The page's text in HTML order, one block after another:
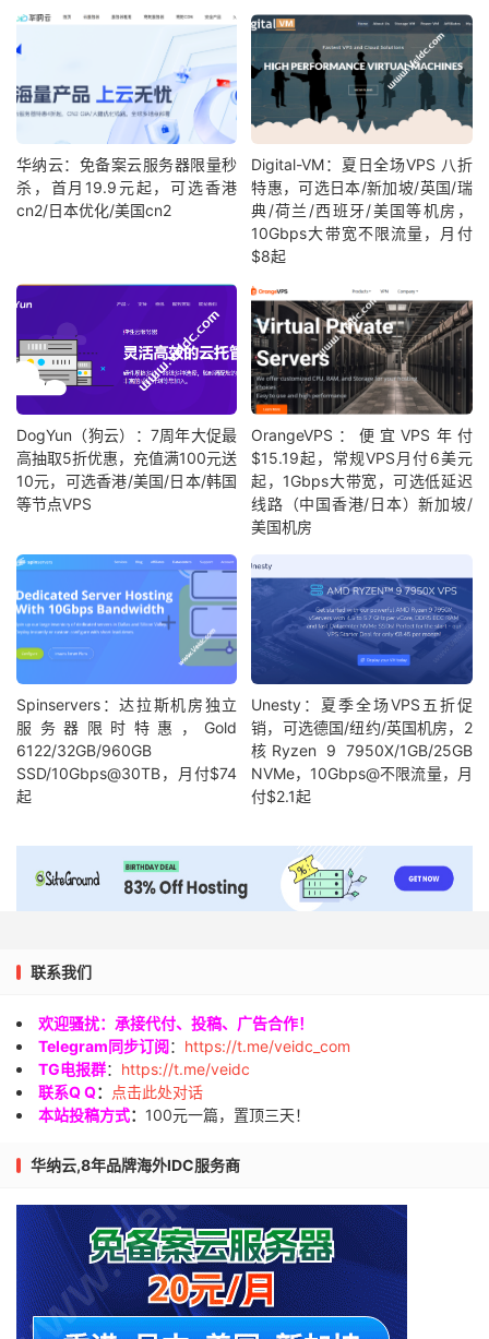
华纳云：免备案云服务器限量秒
杀，首月19.9元起，可选香港
cn2/日本优化/美国cn2
Digital-VM：夏日全场VPS 八折
特惠，可选日本/新加坡/英国/瑞
典/荷兰/西班牙/美国等机房，
10Gbps大带宽不限流量，月付
$8起
DogYun（狗云）：7周年大促最
高抽取5折优惠，充值满100元送
10元，可选香港/美国/日本/韩国
等节点VPS
OrangeVPS：便宜VPS年付
$15.19起，常规VPS月付6美元
起，1Gbps大带宽，可选低延迟
线路（中国香港/日本）新加坡/
美国机房
Spinservers：达拉斯机房独立
服务器限时特惠，Gold
6122/32GB/960GB
SSD/10Gbps@30TB，月付$74
起
Unesty：夏季全场VPS五折促
销，可选德国/纽约/英国机房，2
核Ryzen 9 7950X/1GB/25GB
NVMe，10Gbps@不限流量，月
付$2.1起
联系我们
欢迎骚扰：承接代付、投稿、广告合作！
Telegram同步订阅： https://t.me/veidc_com
TG电报群： https://t.me/veidc
联系Q Q：
点击此处对话
本站投稿方式： 100元一篇，置顶三天！
华纳云,8年品牌海外IDC服务商